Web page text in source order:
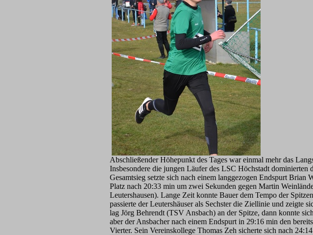
Abschließender Höhepunkt des Tages war einmal mehr das
Insbesondere die jungen Läufer des LSC Höchstadt dominierten
Gesamtsieg setzte sich nach einem langgezogen Endspurt
Platz nach 20:33 min um zwei Sekunden gegen Martin
Leutershausen). Lange Zeit konnte Bauer dem Tempo der
passierte der Leutershäuser als Sechster die Ziellinie und zeigte
lag Jörg Behrendt (TSV Ansbach) an der Spitze, dann konnte
aber der Ansbacher nach einem Endspurt in 29:16 min den
Vierter. Sein Vereinskollege Thomas Zeh sicherte sich nach